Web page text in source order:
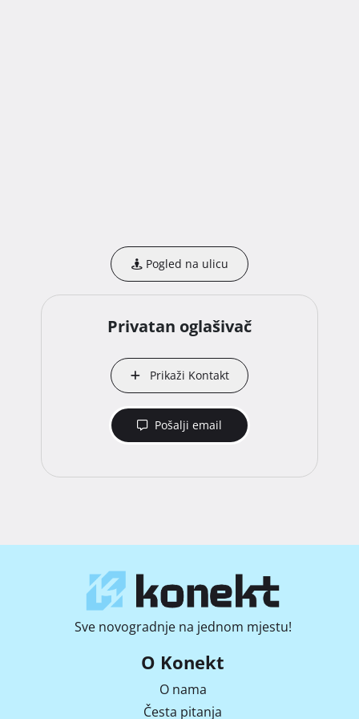
Pogled na ulicu
Privatan oglašivač
Prikaži Kontakt
Pošalji email
Sve novogradnje na jednom mjestu!
O Konekt
O nama
Česta pitanja